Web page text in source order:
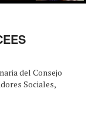
del Consejo
Sociales,